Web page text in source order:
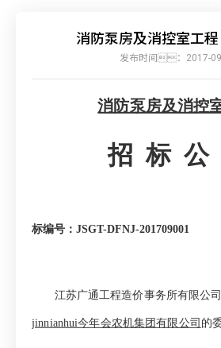
消防泵房及消控室工
发布时间：2017-
消防泵房及消控
招 标 公
标编号： JSGT-DFNJ-201709001
江苏广通工程造价事务所有限公
jinnianhui今年会农机集团有限公司 